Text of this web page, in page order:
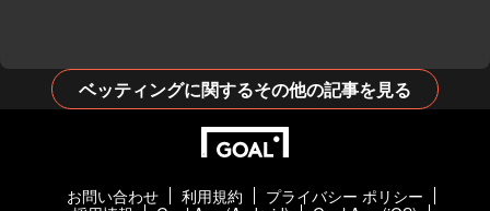
ベッティングに関するその他の記事を見る
お問い合わせ 利用規約
プライバシー ポリシー